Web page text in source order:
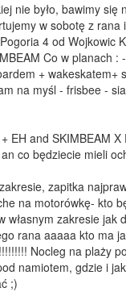
nie było, bawimy się
w sobotę z rana
4 od Wojkowic
Co w planach :
+ wakeskatem+
na myśl - frisbee -
EH and SKIMBEAM X
co będziecie mieli
zapitka
na motorówkę- kto
własnym zakresie jak
rana aaaaa kto ma
Nocleg na plaży
namiotem, gdzie i
;)